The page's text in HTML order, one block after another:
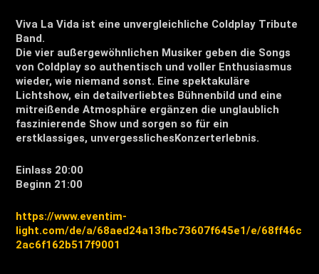
Viva La Vida ist eine unvergleichliche Coldplay Tribute
Band.
Die vier außergewöhnlichen Musiker geben die Songs
von Coldplay so authentisch und voller Enthusiasmus
wieder, wie niemand sonst. Eine spektakuläre
Lichtshow, ein detailverliebtes Bühnenbild und eine
mitreißende Atmosphäre ergänzen die unglaublich
faszinierende Show und sorgen so für ein
erstklassiges, unvergesslichesKonzerterlebnis.
Einlass 20:00
Beginn 21:00
https://www.eventim-
light.com/de/a/68aed24a13fbc73607f645e1/e/68ff46c
2ac6f162b517f9001